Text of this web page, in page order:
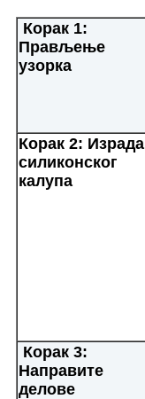
Корак 1:
Прављење
узорка
Корак 2: Израда
силиконског
калупа
Корак 3:
Направите
делове